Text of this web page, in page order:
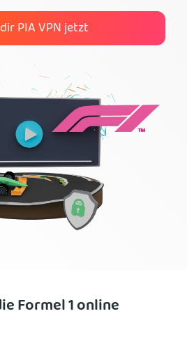
PIA VPN jetzt
Formel 1 online